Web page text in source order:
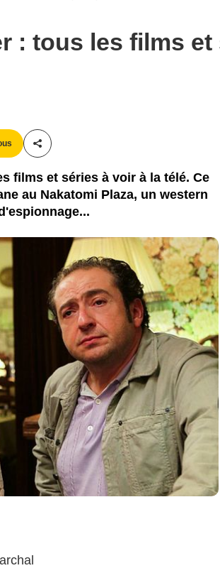
: tous les films
Partager cet article
films et séries à voir à la télé. Ce
au Nakatomi Plaza, un western